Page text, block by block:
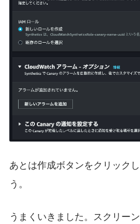
あとは作成ボタンをクリック
う。
うまくいきました。スクリー